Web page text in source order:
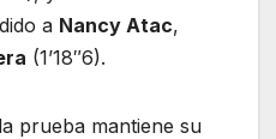
a Nancy Atac,
(1’18″6).
prueba mantiene su